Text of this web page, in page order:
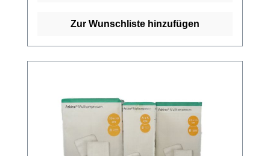
Schnittkanten(=ES)ohne störende Randfäden
und profitieren Sie von unserem schnellen
Versand und unserem hervorragenden
Zur Wunschliste hinzufügen